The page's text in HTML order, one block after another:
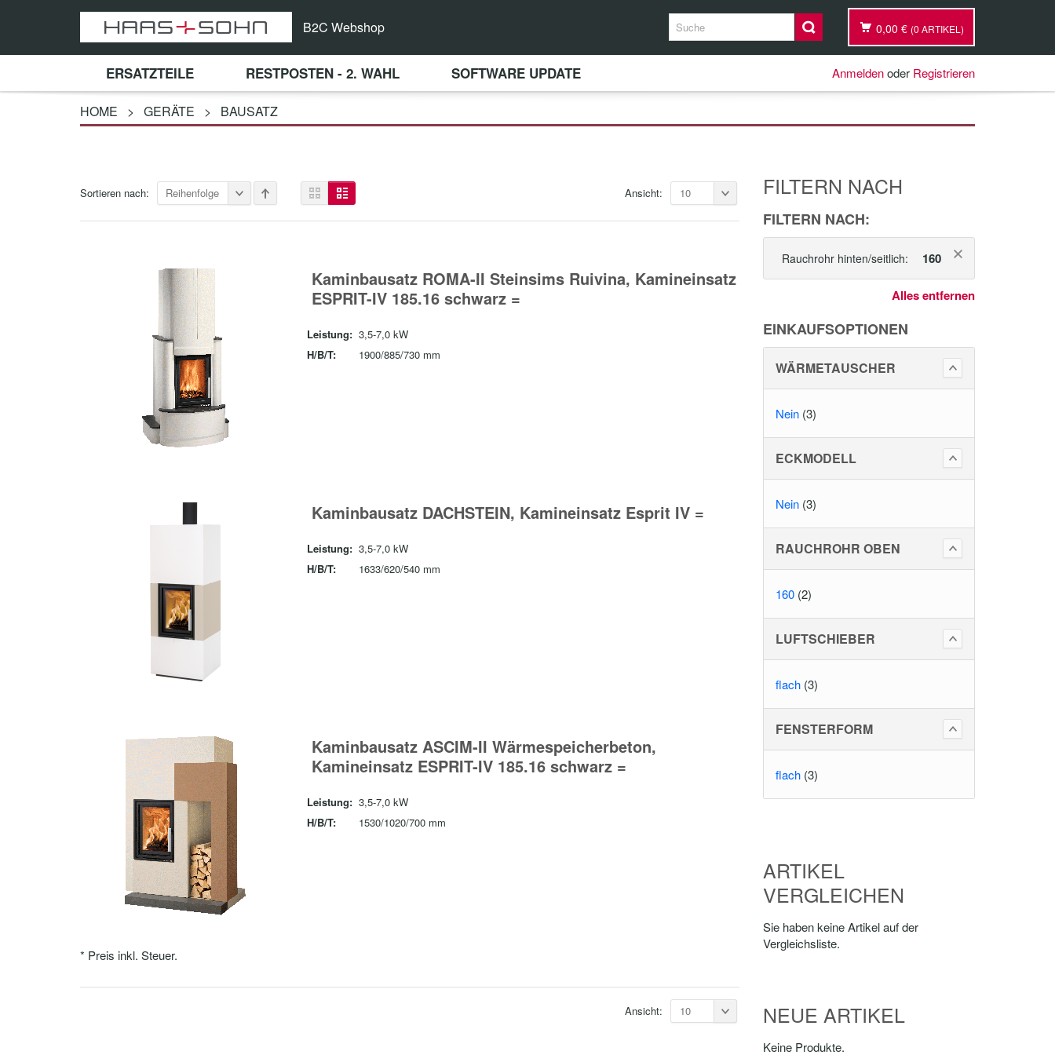
B2C Webshop 0,00 € (0 ARTIKEL)
ERSATZTEILE RESTPOSTEN - 2. WAHL SOFTWARE UPDATE Anmeldenoder Registrieren
HOME > GERÄTE > BAUSATZ
Sortieren nach: Reihenfolge Ansicht: 10
Kaminbausatz ROMA-II Steinsims Ruivina, Kamineinsatz
ESPRIT-IV 185.16 schwarz =
Leistung: 3,5-7,0 kW
H/B/T:
1900/885/730 mm
Kaminbausatz DACHSTEIN, Kamineinsatz Esprit IV =
Leistung: 3,5-7,0 kW
H/B/T:
1633/620/540 mm
Kaminbausatz ASCIM-II Wärmespeicherbeton,
Kamineinsatz ESPRIT-IV 185.16 schwarz =
Leistung: 3,5-7,0 kW
H/B/T:
1530/1020/700 mm
* Preis inkl. Steuer.
Ansicht: 10
FILTERN NACH
FILTERN NACH:
Rauchrohr hinten/seitlich: 160
Alles entfernen
EINKAUFSOPTIONEN
WÄRMETAUSCHER
Nein (3)
ECKMODELL
Nein (3)
RAUCHROHR OBEN
160 (2)
LUFTSCHIEBER
flach (3)
FENSTERFORM
flach (3)
ARTIKEL
VERGLEICHEN
Sie haben keine Artikel auf der
Vergleichsliste.
NEUE ARTIKEL
Keine Produkte.